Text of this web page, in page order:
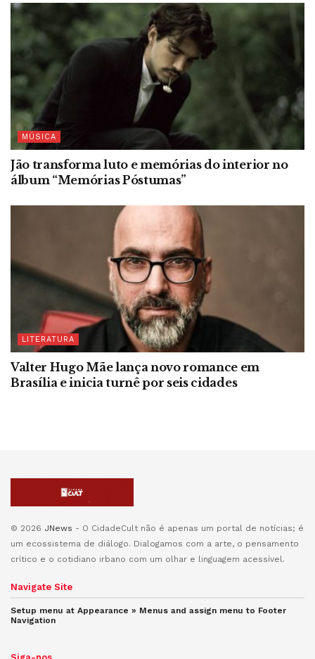
MÚSICA
Jão transforma luto e memórias do interior no
álbum “Memórias Póstumas”
LITERATURA
Valter Hugo Mãe lança novo romance em
Brasília e inicia turnê por seis cidades
© 2026 JNews - O CidadeCult não é apenas um portal de notícias; é
um ecossistema de diálogo. Dialogamos com a arte, o pensamento
crítico e o cotidiano irbano com um olhar e linguagem acessível.
Navigate Site
Setup menu at Appearance » Menus and assign menu to Footer
Navigation